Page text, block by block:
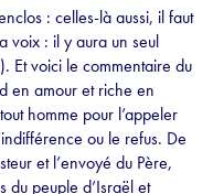
: celles-là aussi, il faut
voix : il y aura un seul
Et voici le commentaire du
en amour et riche en
homme pour l’appeler
ou le refus. De
et l’envoyé du Père,
du peuple d’Israël et